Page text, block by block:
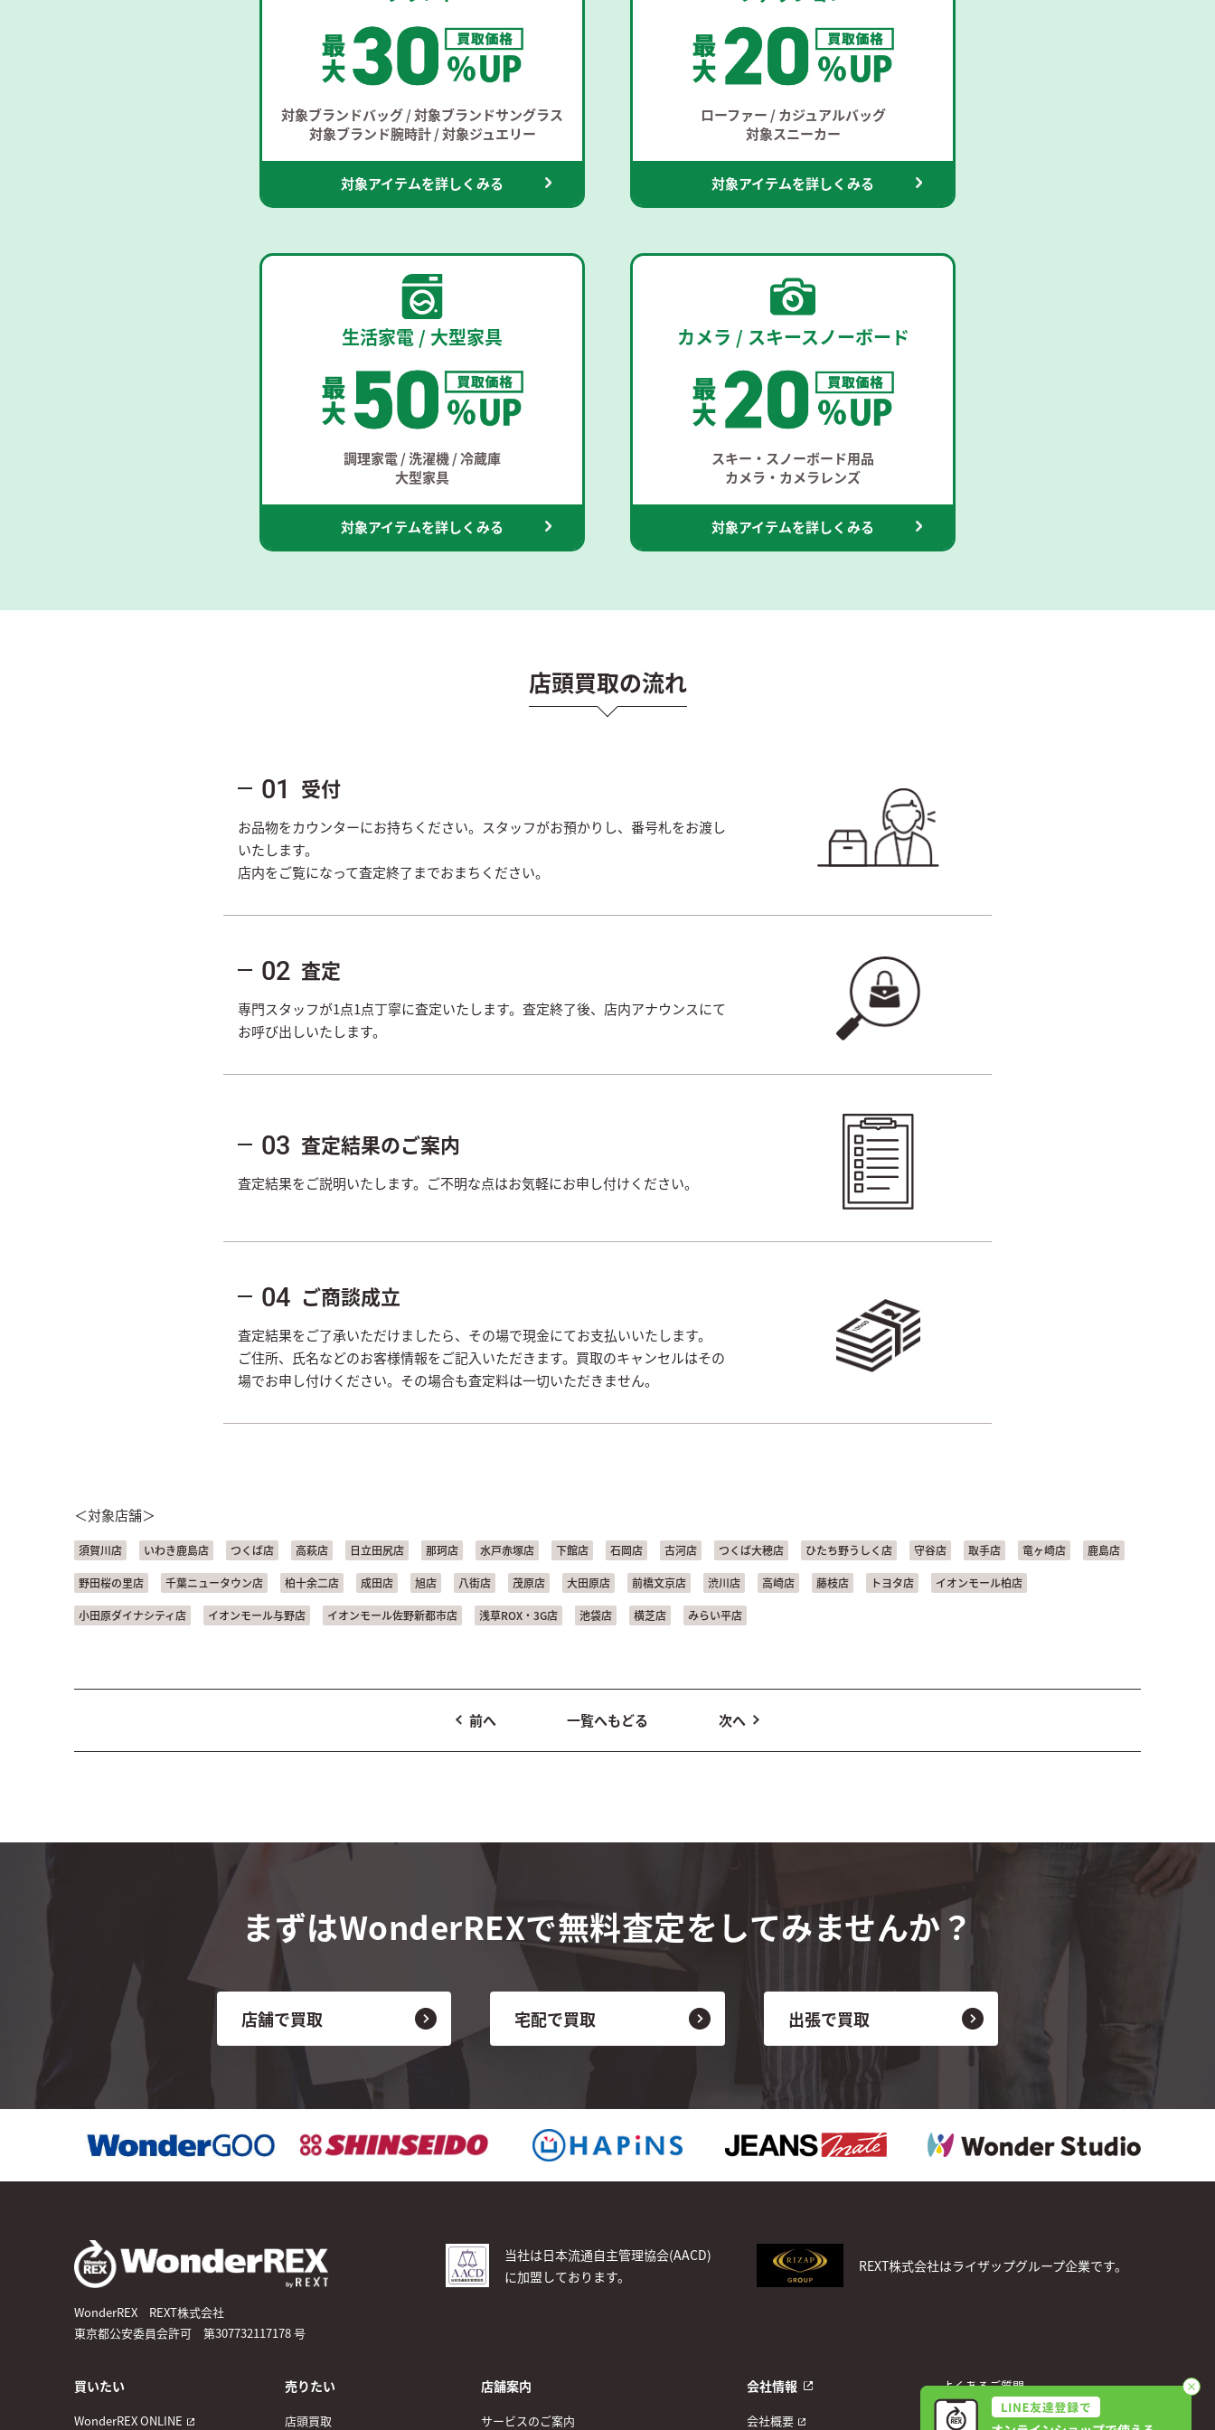
対象ブランドバッグ / 対象ブランドサングラス
対象ブランド腕時計 / 対象ジュエリー
対象アイテムを詳しくみる
ローファー / カジュアルバッグ
対象スニーカー
対象アイテムを詳しくみる
生活家電 / 大型家具
調理家電 / 洗濯機 / 冷蔵庫
大型家具
対象アイテムを詳しくみる
カメラ / スキースノーボード
スキー・スノーボード用品
カメラ・カメラレンズ
対象アイテムを詳しくみる
店頭買取の流れ
01 受付
お品物をカウンターにお持ちください。スタッフがお預かりし、番号札をお渡し
いたします。
店内をご覧になって査定終了までおまちください。
02 査定
専門スタッフが1点1点丁寧に査定いたします。査定終了後、店内アナウンスにて
お呼び出しいたします。
03 査定結果のご案内
査定結果をご説明いたします。ご不明な点はお気軽にお申し付けください。
04 ご商談成立
査定結果をご了承いただけましたら、その場で現金にてお支払いいたします。
ご住所、氏名などのお客様情報をご記入いただきます。買取のキャンセルはその
場でお申し付けください。その場合も査定料は一切いただきません。
＜対象店舗＞
須賀川店 いわき鹿島店 つくば店 高萩店 日立田尻店 那珂店 水戸赤塚店 下館店 石岡店 古河店 つくば大穂店 ひたち野うしく店 守谷店 取手店 竜ヶ崎店 鹿島店
野田桜の里店 千葉ニュータウン店 柏十余二店 成田店 旭店 八街店 茂原店 大田原店 前橋文京店 渋川店 高崎店 藤枝店 トヨタ店 イオンモール柏店
小田原ダイナシティ店 イオンモール与野店 イオンモール佐野新都市店 浅草ROX・3G店 池袋店 横芝店 みらい平店
前へ 一覧へもどる 次へ
まずはWonderREXで無料査定をしてみませんか？
店舗で買取 宅配で買取 出張で買取
WonderREX REXT株式会社
東京都公安委員会許可 第307732117178 号
当社は日本流通自主管理協会(AACD)
に加盟しております。
REXT株式会社はライザップグループ企業です。
買いたい
WonderREX ONLINE
売りたい
店頭買取
店舗案内
サービスのご案内
会社情報
会社概要
よくあるご質問
お問い合わせ